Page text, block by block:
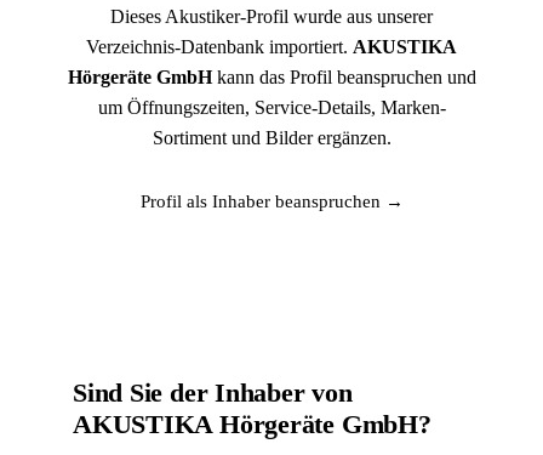
Dieses Akustiker-Profil wurde aus unserer
Verzeichnis-Datenbank importiert. AKUSTIKA
Hörgeräte GmbHkann das Profil beanspruchen und
um Öffnungszeiten, Service-Details, Marken-
Sortiment und Bilder ergänzen.
Profil als Inhaber beanspruchen →
Sind Sie der Inhaber von
AKUSTIKA Hörgeräte GmbH?